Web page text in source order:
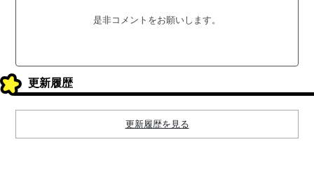
是非コメントをお願いします。
更新履歴
更新履歴を見る